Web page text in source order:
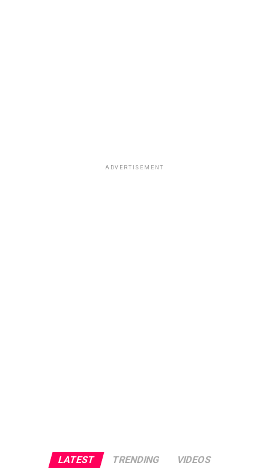
ADVERTISEMENT
LATEST TRENDING VIDEOS